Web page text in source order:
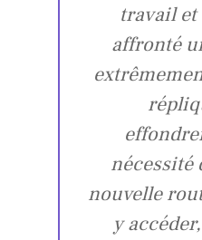
travail et
affronté
nécessité
nouvelle
y